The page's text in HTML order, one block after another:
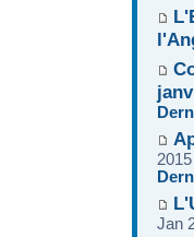
Jan